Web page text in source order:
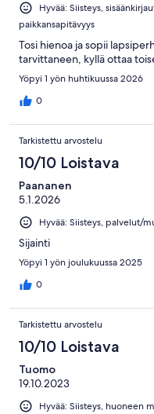
Hyvää: Siisteys,
paikkansapitävyys
Tosi hienoa ja sopii
tarvittaneen, kyllä ottaa
Yöpyi 1 yön huhtikuussa 2026
0
Tarkistettu arvostelu
10/10 Loistava
Paananen
5.1.2026
Hyvää: Siisteys, palvelut/
Sijainti
Yöpyi 1 yön joulukuussa 2025
0
Tarkistettu arvostelu
10/10 Loistava
Tuomo
19.10.2023
Hyvää: Siisteys, huoneen